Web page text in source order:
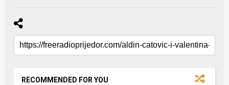
RECOMMENDED FOR YOU